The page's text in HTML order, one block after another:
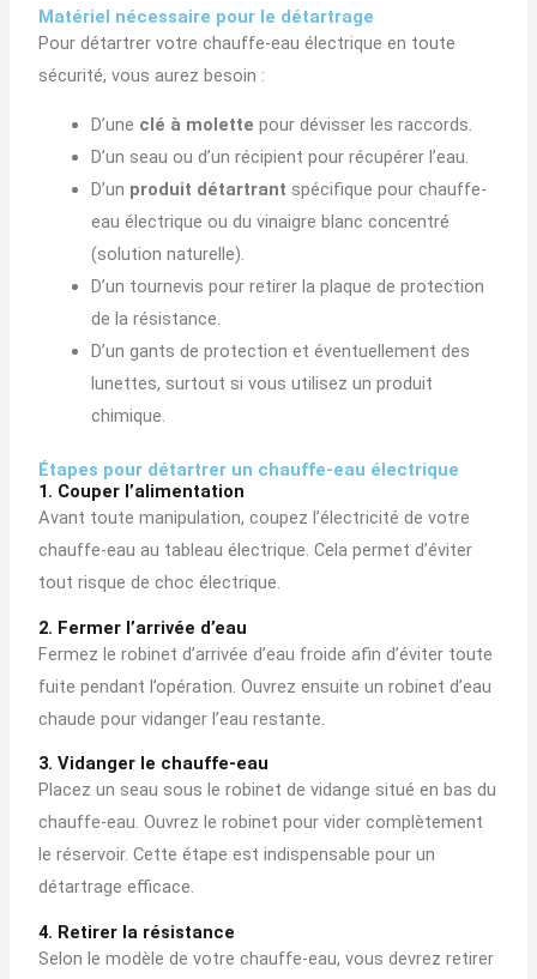
Matériel nécessaire pour le détartrage
Pour détartrer votre chauffe-eau électrique en toute
sécurité, vous aurez besoin :
D’une clé à molette pour dévisser les raccords.
D’un seau ou d’un récipient pour récupérer l’eau.
D’un produit détartrant spécifique pour chauffe-
eau électrique ou du vinaigre blanc concentré
(solution naturelle).
D’un tournevis pour retirer la plaque de protection
de la résistance.
D’un gants de protection et éventuellement des
lunettes, surtout si vous utilisez un produit
chimique.
Étapes pour détartrer un chauffe-eau électrique
1. Couper l’alimentation
Avant toute manipulation, coupez l’électricité de votre
chauffe-eau au tableau électrique. Cela permet d’éviter
tout risque de choc électrique.
2. Fermer l’arrivée d’eau
Fermez le robinet d’arrivée d’eau froide afin d’éviter toute
fuite pendant l’opération. Ouvrez ensuite un robinet d’eau
chaude pour vidanger l’eau restante.
3. Vidanger le chauffe-eau
Placez un seau sous le robinet de vidange situé en bas du
chauffe-eau. Ouvrez le robinet pour vider complètement
le réservoir. Cette étape est indispensable pour un
détartrage efficace.
4. Retirer la résistance
Selon le modèle de votre chauffe-eau, vous devrez retirer